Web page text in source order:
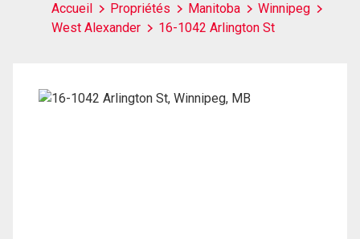
Accueil Propriétés Manitoba
Winnipeg
West Alexander
16-1042 Arlington St